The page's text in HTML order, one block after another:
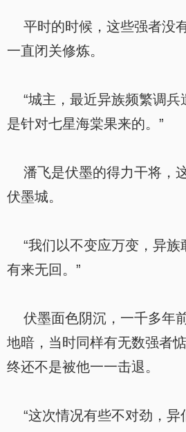
平时的时候，这些强者没
一直闭关修炼。
“城主，最近异族频繁调兵
是针对七星海棠果来的。”
潘飞是伏墨的得力干将，
伏墨城。
“我们以不变应万变，异族
有来无回。”
伏墨面色阴沉，一千多年
地暗，当时同样有无数强者
终还不是被他一一击退。
“这次情况有些不对劲，异